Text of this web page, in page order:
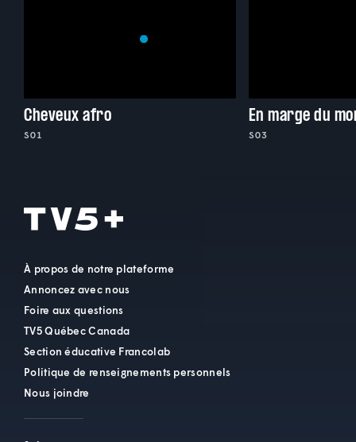
Cheveux afro
S01
En marge du
S03
À propos de notre plateforme
Annoncez avec nous
Foire aux questions
TV5 Québec Canada
Section éducative Francolab
Politique de renseignements personnels
Nous joindre